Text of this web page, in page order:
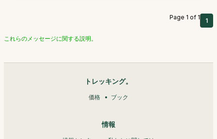
Page 1 of 1 1
これらのメッセージに関する説明。
トレッキング。
価格 ブック
情報